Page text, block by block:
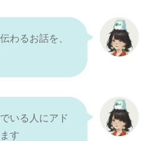
わるお話を、
いる人にアド
す